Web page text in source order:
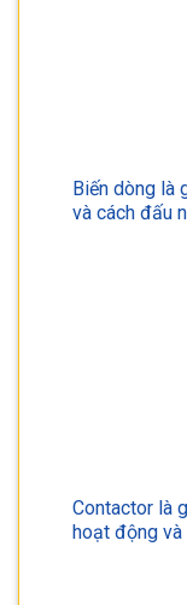
Biến dòng là
và cách đấu
Contactor là
hoạt động